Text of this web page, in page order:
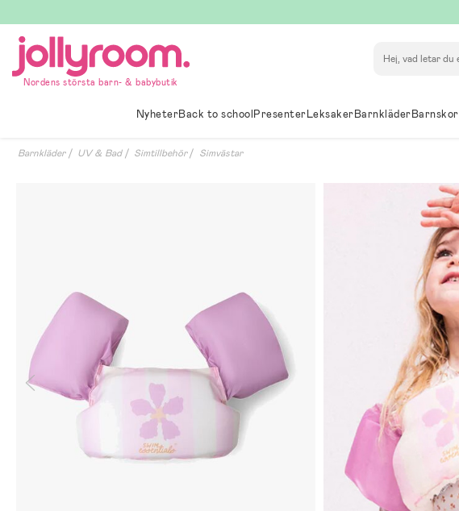
till
innehållet
Nordens största barn- & babybutik
NyheterBack to schoolPresenterLeksakerBarnkläderBarnskor
Barnkläder UV & Bad Simtillbehör Simvästar